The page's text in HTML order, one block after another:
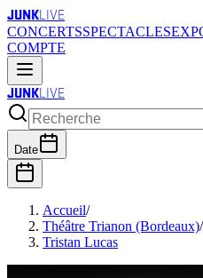
JUNKLIVE
CONCERTSSPECTACLES
COMPTE
JUNKLIVE
Date
Accueil/
Théâtre Trianon (Bordeaux)/
Tristan Lucas